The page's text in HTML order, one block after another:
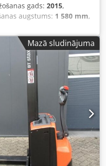
gads: 2015,
augstums: 1 580 mm,
veids:
augstums:1 860 mm,
2.000 kg
akumulatora šūnas 24V
dubultais palešu
dakšu celtspēja
kg, dakšu izmērs 1150
Mazā sludinājuma